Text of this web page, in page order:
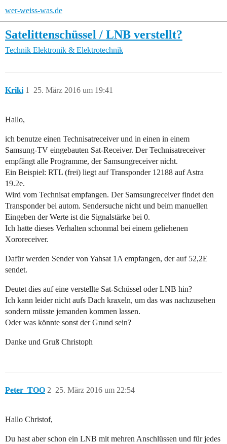
wer-weiss-was.de
Satelittenschüssel / LNB verstellt?
Technik Elektronik & Elektrotechnik
Kriki 25. März 2016 um 19:41
1
Hallo,
ich benutze einen Technisatreceiver und in einen in einem
Samsung-TV eingebauten Sat-Receiver. Der Technisatreceiver
empfängt alle Programme, der Samsungreceiver nicht.
Ein Beispiel: RTL (frei) liegt auf Transponder 12188 auf Astra
19.2e.
Wird vom Technisat empfangen. Der Samsungreceiver findet den
Transponder bei autom. Sendersuche nicht und beim manuellen
Eingeben der Werte ist die Signalstärke bei 0.
Ich hatte dieses Verhalten schonmal bei einem geliehenen
Xororeceiver.
Dafür werden Sender von Yahsat 1A empfangen, der auf 52,2E
sendet.
Deutet dies auf eine verstellte Sat-Schüssel oder LNB hin?
Ich kann leider nicht aufs Dach kraxeln, um das was nachzusehen
sondern müsste jemanden kommen lassen.
Oder was könnte sonst der Grund sein?
Danke und Gruß Christoph
Peter_TOO 25. März 2016 um 22:54
2
Hallo Christof,
Du hast aber schon ein LNB mit mehren Anschlüssen und für jedes